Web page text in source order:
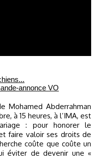
annonce VO
Mohamed Abderrahman
à 15 heures, à l’IMA, est
: pour honorer le
faire valoir ses droits de
coûte que coûte un
éviter de devenir une «